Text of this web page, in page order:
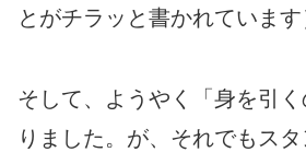
とがチラッと書かれています
そして、ようやく「身を引
りました。が、それでもス